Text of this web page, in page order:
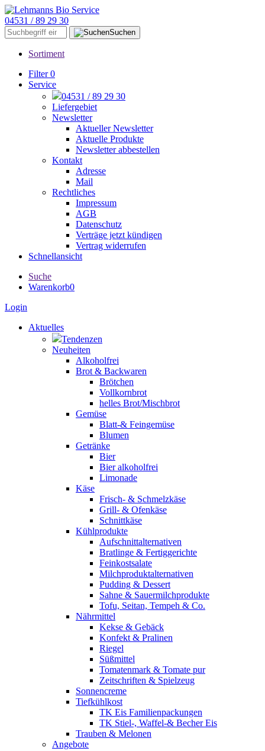
04531 / 89 29 30
Suchen
Sortiment
Filter 0
Service
04531 / 89 29 30
Liefergebiet
Newsletter
Aktueller Newsletter
Aktuelle Produkte
Newsletter abbestellen
Kontakt
Adresse
Mail
Rechtliches
Impressum
AGB
Datenschutz
Verträge jetzt kündigen
Vertrag widerrufen
Schnellansicht
Suche
Warenkorb0
Login
Aktuelles
Tendenzen
Neuheiten
Alkoholfrei
Brot & Backwaren
Brötchen
Vollkornbrot
helles Brot/Mischbrot
Gemüse
Blatt-& Feingemüse
Blumen
Getränke
Bier
Bier alkoholfrei
Limonade
Käse
Frisch- & Schmelzkäse
Grill- & Ofenkäse
Schnittkäse
Kühlprodukte
Aufschnittalternativen
Bratlinge & Fertiggerichte
Feinkostsalate
Milchproduktalternativen
Pudding & Dessert
Sahne & Sauermilchprodukte
Tofu, Seitan, Tempeh & Co.
Nährmittel
Kekse & Gebäck
Konfekt & Pralinen
Riegel
Süßmittel
Tomatenmark & Tomate pur
Zeitschriften & Spielzeug
Sonnencreme
Tiefkühlkost
TK Eis Familienpackungen
TK Stiel-, Waffel-& Becher Eis
Trauben & Melonen
Angebote